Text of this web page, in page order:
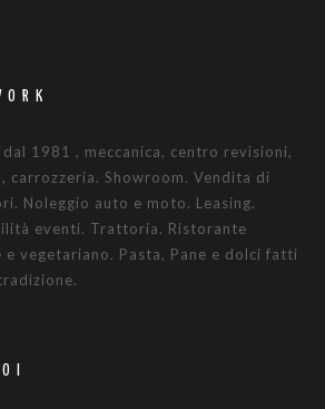
1981 , meccanica, centro revisioni,
carrozzeria. Showroom. Vendita di
Noleggio auto e moto. Leasing.
eventi. Trattoria. Ristorante
e vegetariano. Pasta, Pane e dolci fatti